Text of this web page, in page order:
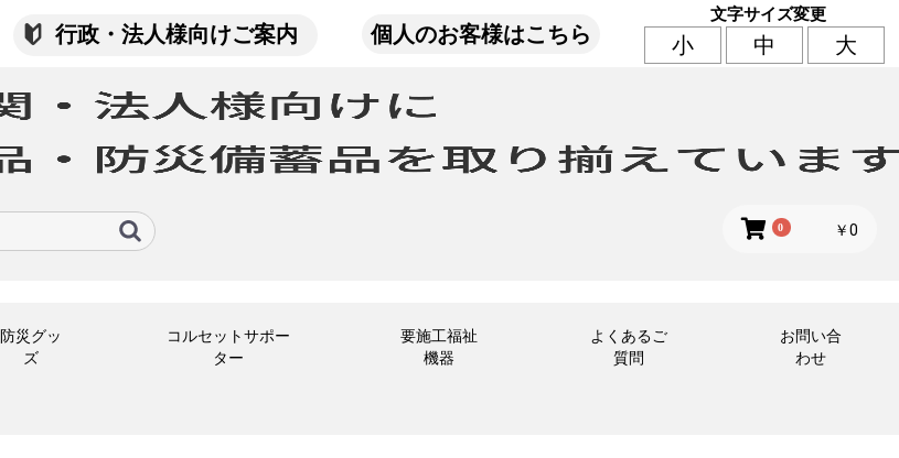
文字サイズ変更
小 中 大
個人のお客様はこちら
行政・法人様向けご案内
0 ￥0
防災グッ
ズ
コルセットサポー
ター
要施工福祉
機器
よくあるご
質問
お問い合
わせ